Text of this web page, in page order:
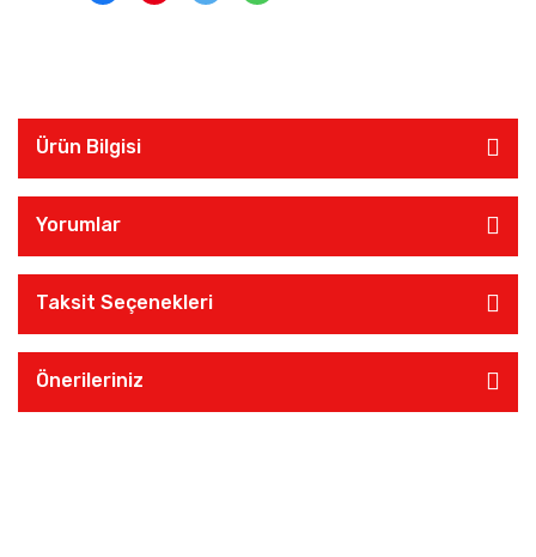
Ürün Bilgisi
Yorumlar
Taksit Seçenekleri
Önerileriniz